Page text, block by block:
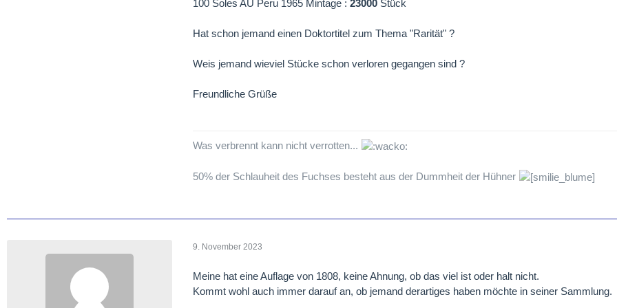
100 Soles AU Peru 1965 Mintage : 23000 Stück
Hat schon jemand einen Doktortitel zum Thema "Rarität" ?
Weis jemand wieviel Stücke schon verloren gegangen sind ?
Freundliche Grüße
Was verbrennt kann nicht verrotten...
50% der Schlauheit des Fuchses besteht aus der Dummheit der Hühner
9. November 2023
Meine hat eine Auflage von 1808, keine Ahnung, ob das viel ist oder halt nicht.
Kommt wohl auch immer darauf an, ob jemand derartiges haben möchte in seiner Sammlung.